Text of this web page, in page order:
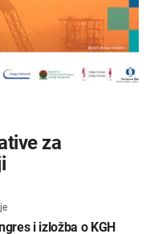
za
i izložba o KGH